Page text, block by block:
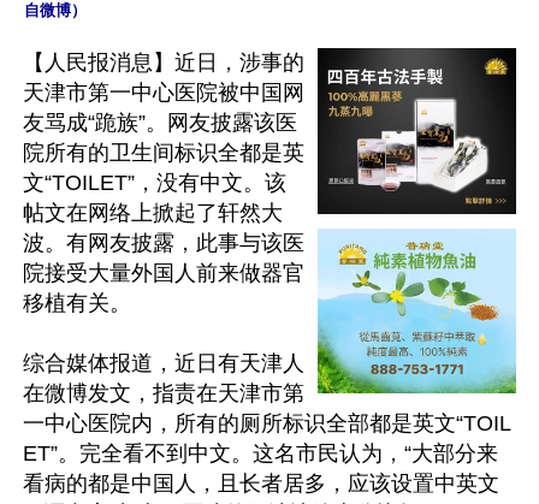
自微博）
【人民报消息】近日，涉事的
天津市第一中心医院被中国网
友骂成“跪族”。网友披露该医
院所有的卫生间标识全都是英
文“TOILET”，没有中文。该
帖文在网络上掀起了轩然大
波。有网友披露，此事与该医
院接受大量外国人前来做器官
移植有关。
综合媒体报道，近日有天津人
在微博发文，指责在天津市第
一中心医院内，所有的厕所标识全部都是英文“TOIL
ET”。完全看不到中文。这名市民认为，“大部分来
看病的都是中国人，且长者居多，应该设置中英文